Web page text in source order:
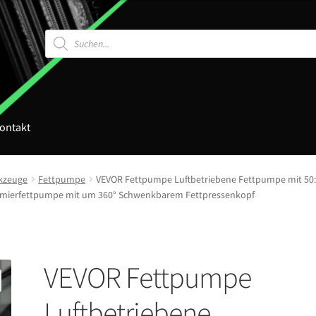
Products
search
Fettpumpe
VEVOR Fettpumpe Luftbetriebene Fettpumpe mit
mit um 360° Schwenkbarem Fettpressenkopf
VEVOR Fettpumpe